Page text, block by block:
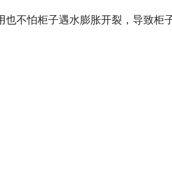
不怕柜子遇水膨胀开裂，导致柜